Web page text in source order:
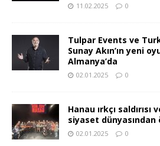
11.02.2025 0
Tulpar Events ve
Sunay Akın’ın yeni
Almanya’da
02.01.2025 0
Hanau ırkçı
siyaset dünyasından
02.01.2025 0